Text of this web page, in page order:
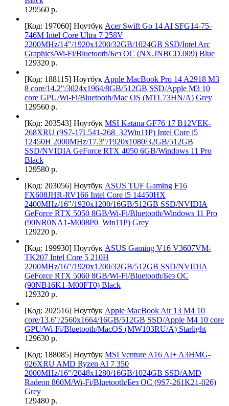
129560 р.
[Код: 197060] Ноутбук Acer Swift Go 14 AI SFG14-75-
746M Intel Core Ultra 7 258V
2200MHz/14"/1920х1200/32GB/1024GB SSD/Intel Arc
Graphics/Wi-Fi/Bluetooth/Без ОС (NX.JNBCD.009) Blue
129320 р.
[Код: 188115] Ноутбук Apple MacBook Pro 14 A2918 M3
8 core/14.2"/3024x1964/8GB/512GB SSD/Apple M3 10
core GPU/Wi-Fi/Bluetooth/Mac OS (MTL73HN/A) Grey
129560 р.
[Код: 203543] Ноутбук MSI Katana GF76 17 B12VEK-
268XRU (9S7-17L541-268_32Win11P) Intel Core i5
12450H 2000MHz/17.3"/1920x1080/32GB/512GB
SSD/NVIDIA GeForce RTX 4050 6GB/Windows 11 Pro
Black
129580 р.
[Код: 203056] Ноутбук ASUS TUF Gaming F16
FX608JHR-RV166 Intel Core i5 14450HX
2400MHz/16"/1920x1200/16GB/512GB SSD/NVIDIA
GeForce RTX 5050 8GB/Wi-Fi/Bluetooth/Windows 11 Pro
(90NR0NA1-M008P0_Win11P) Grey
129220 р.
[Код: 199930] Ноутбук ASUS Gaming V16 V3607VM-
TK207 Intel Core 5 210H
2200MHz/16"/1920x1200/32GB/512GB SSD/NVIDIA
GeForce RTX 5060 8GB/Wi-Fi/Bluetooth/Без ОС
(90NB16K1-M00FT0) Black
129320 р.
[Код: 202516] Ноутбук Apple MacBook Air 13 M4 10
core/13.6"/2560x1664/16GB/512GB SSD/Apple M4 10 core
GPU/Wi-Fi/Bluetooth/MacOS (MW103RU/A) Starlight
129630 р.
[Код: 188085] Ноутбук MSI Venture A16 AI+ A3HMG-
026XRU AMD Ryzen AI 7 350
2000MHz/16"/2048x1280/16GB/1024GB SSD/AMD
Radeon 860M/Wi-Fi/Bluetooth/Без ОС (9S7-261K21-026)
Grey
129480 р.